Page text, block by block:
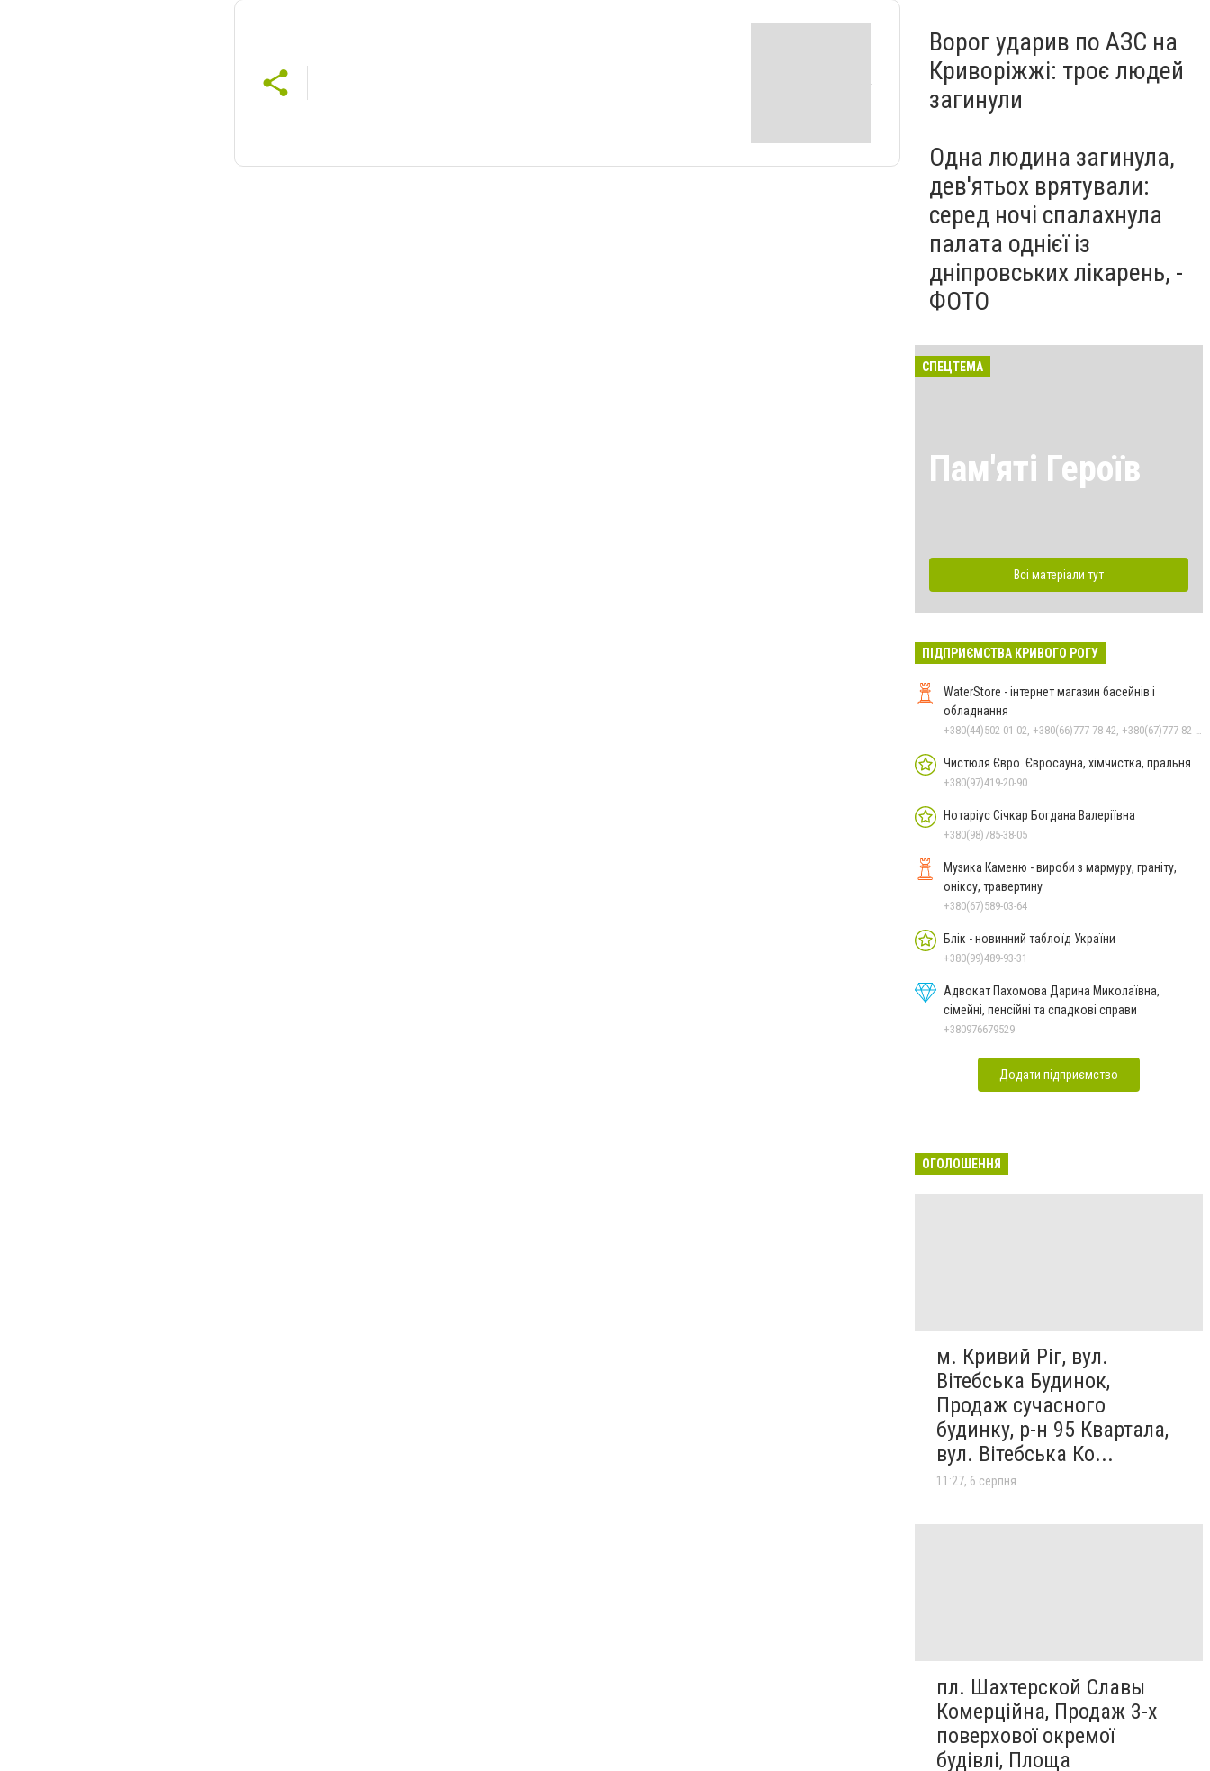
Ворог ударив по АЗС на
Криворіжжі: троє людей
загинули
Одна людина загинула,
дев'ятьох врятували:
серед ночі спалахнула
палата однієї із
дніпровських лікарень, -
ФОТО
СПЕЦТЕМА
Пам'яті Героїв
Всі матеріали тут
ПІДПРИЄМСТВА КРИВОГО РОГУ
WaterStore - інтернет магазин басейнів і
обладнання
Чистюля Євро. Євросауна, хімчистка, пральня
+380(97)419-20-90
Нотаріус Січкар Богдана Валеріївна
+380(98)785-38-05
Музика Каменю - вироби з мармуру, граніту,
оніксу, травертину
+380(67)589-03-64
Блік - новинний таблоїд України
+380(99)489-93-31
Адвокат Пахомова Дарина Миколаївна,
сімейні, пенсійні та спадкові справи
+380976679529
Додати підприємство
ОГОЛОШЕННЯ
м. Кривий Ріг, вул.
Вітебська Будинок,
Продаж сучасного
будинку, р-н 95 Квартала,
вул. Вітебська Ко...
11:27, 6 серпня
пл. Шахтерской Славы
Комерційна, Продаж 3-х
поверхової окремої
будівлі, Площа